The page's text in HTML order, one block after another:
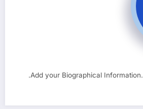
Add your Biographical Information.